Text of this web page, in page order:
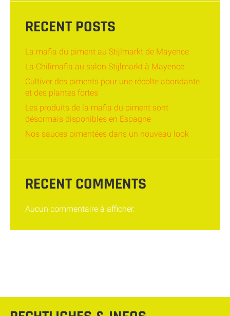
RECENT POSTS
La mafia du piment au Stijlmarkt de Mayence
La Chilimafia au salon Stijlmarkt à Mayence
Cultiver des piments pour une récolte abondante
et des plantes fortes
Les produits de la mafia du piment sont
désormais disponibles en Espagne
Nos sauces pimentées dans un nouveau look
RECENT COMMENTS
Aucun commentaire à afficher.